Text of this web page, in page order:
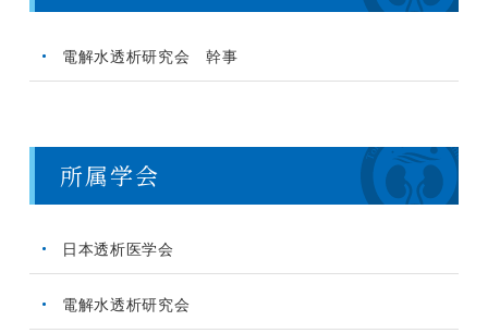
電解水透析研究会 幹事
所属学会
日本透析医学会
電解水透析研究会